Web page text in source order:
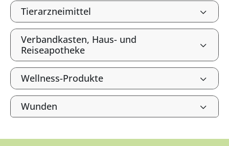
Tierarzneimittel
Verbandkasten, Haus- und
Reiseapotheke
Wellness-Produkte
Wunden